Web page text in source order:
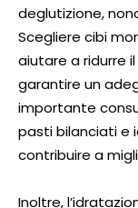
deglutizione,
Scegliere cibi
aiutare a ridurre
garantire un
importante
pasti bilanciati e
contribuire a
Inoltre,